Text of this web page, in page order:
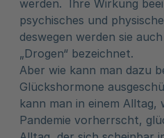
werden. Ihre Wirkung
psychisches und
deswegen werden sie
„Drogen“ bezeichnet.
Aber wie kann man dazu
Glückshormone
kann man in einem Alltag,
Pandemie vorherrscht,